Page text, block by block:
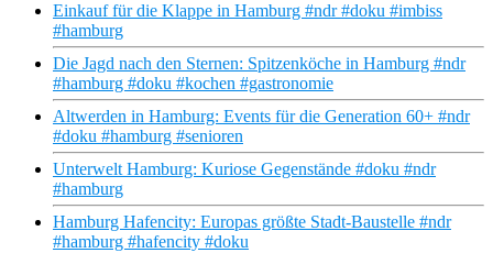
Einkauf für die Klappe in Hamburg #ndr #doku #imbiss
#hamburg
Die Jagd nach den Sternen: Spitzenköche in Hamburg #ndr
#hamburg #doku #kochen #gastronomie
Altwerden in Hamburg: Events für die Generation 60+ #ndr
#doku #hamburg #senioren
Unterwelt Hamburg: Kuriose Gegenstände #doku #ndr
#hamburg
Hamburg Hafencity: Europas größte Stadt-Baustelle #ndr
#hamburg #hafencity #doku